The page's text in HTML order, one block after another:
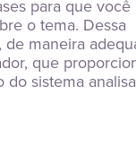
para que você
o tema. Dessa
maneira
que
sistema